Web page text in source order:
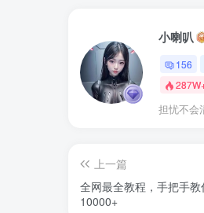
小喇叭
156
担忧不会
上一篇
全网最全教程，手把手
10000+